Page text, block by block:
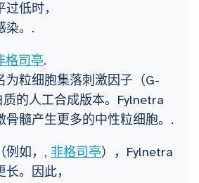
低时，
染。.
格司亭.
为粒细胞集落刺激因子（G-
质的人工合成版本。Fylnetra
骨髓产生更多的中性粒细胞。.
例如，, 非格司亭），Fylnetra
。因此，